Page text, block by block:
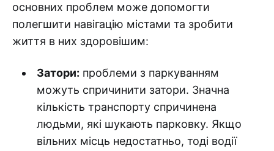
основних проблем може допомогти
полегшити навігацію містами та зробити
життя в них здоровішим:
Затори: проблеми з паркуванням
можуть спричинити затори. Значна
кількість транспорту спричинена
людьми, які шукають парковку. Якщо
вільних місць недостатньо, тоді водії